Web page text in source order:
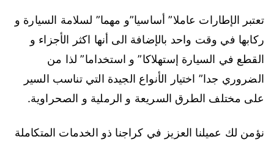
تعتبر الإطارات عاملا” أساسيا”و مهما” لسلامة السيارة و
ركابها في وقت واحد بالإضافة الى أنها اكثر الأجزاء و
القطع في السيارة إستهلاكا” و استخداما” لذا من
الضروري جدا” اختيار الأنواع الجيدة التي تناسب السير
على مختلف الطرق السريعة و الرملية و الصحراوية.
نؤمن لك عميلنا العزيز في كراجنا ذو الخدمات المتكاملة